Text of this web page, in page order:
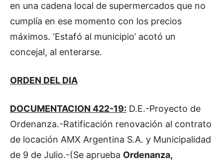
en una cadena local de supermercados que no
cumplía en ese momento con los precios
máximos. ‘Estafó al municipio’ acotó un
concejal, al enterarse.
ORDEN DEL DIA
DOCUMENTACION 422-19: D.E.-Proyecto de
Ordenanza.-Ratificación renovación al contrato
de locación AMX Argentina S.A. y Municipalidad
de 9 de Julio.-(Se aprueba Ordenanza,